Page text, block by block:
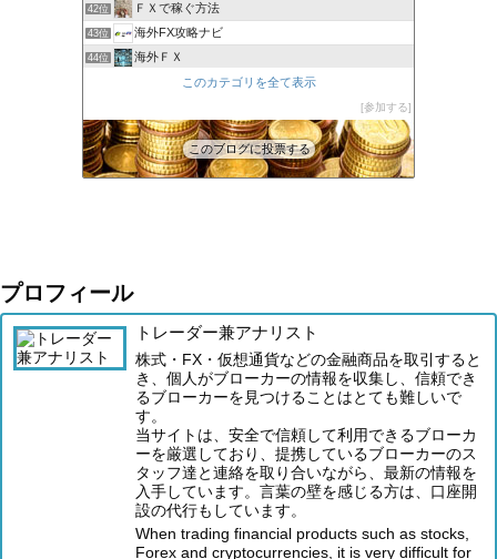
42位 ＦＸで稼ぐ方法
43位 海外FX攻略ナビ
44位 海外ＦＸ
XM口座開設方法2022
FXの自動売買(EA)は本当に勝てるのか検証してみた
このカテゴリを全て表示
参加する
このブログに投票する
プロフィール
トレーダー兼アナリスト
株式・FX・仮想通貨などの金融商品を取引すると
き、個人がブローカーの情報を収集し、信頼でき
るブローカーを見つけることはとても難しいで
す。
当サイトは、安全で信頼して利用できるブローカ
ーを厳選しており、提携しているブローカーのス
タッフ達と連絡を取り合いながら、最新の情報を
入手しています。言葉の壁を感じる方は、口座開
設の代行もしています。
When trading financial products such as stocks,
Forex and cryptocurrencies, it is very difficult for